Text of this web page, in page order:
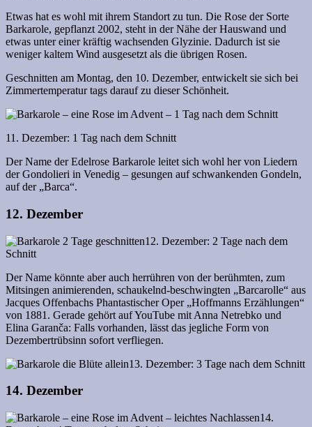
Etwas hat es wohl mit ihrem Standort zu tun. Die Rose der Sorte
Barkarole, gepflanzt 2002, steht in der Nähe der Hauswand und
etwas unter einer kräftig wachsenden Glyzinie. Dadurch ist sie
weniger kaltem Wind ausgesetzt als die übrigen Rosen.
Geschnitten am Montag, den 10. Dezember, entwickelt sie sich bei
Zimmertemperatur tags darauf zu dieser Schönheit.
11. Dezember: 1 Tag nach dem Schnitt
Der Name der Edelrose Barkarole leitet sich wohl her von Liedern
der Gondolieri in Venedig – gesungen auf schwankenden Gondeln,
auf der „Barca“.
12. Dezember
12. Dezember: 2 Tage nach dem
Schnitt
Der Name könnte aber auch herrühren von der berühmten, zum
Mitsingen animierenden, schaukelnd-beschwingten „Barcarolle“ aus
Jacques Offenbachs Phantastischer Oper „Hoffmanns Erzählungen“
von 1881. Gerade gehört auf YouTube mit Anna Netrebko und
Elina Garanča: Falls vorhanden, lässt das jegliche Form von
Dezembertrübsinn sofort verfliegen.
13. Dezember: 3 Tage nach dem Schnitt
14. Dezember
14.